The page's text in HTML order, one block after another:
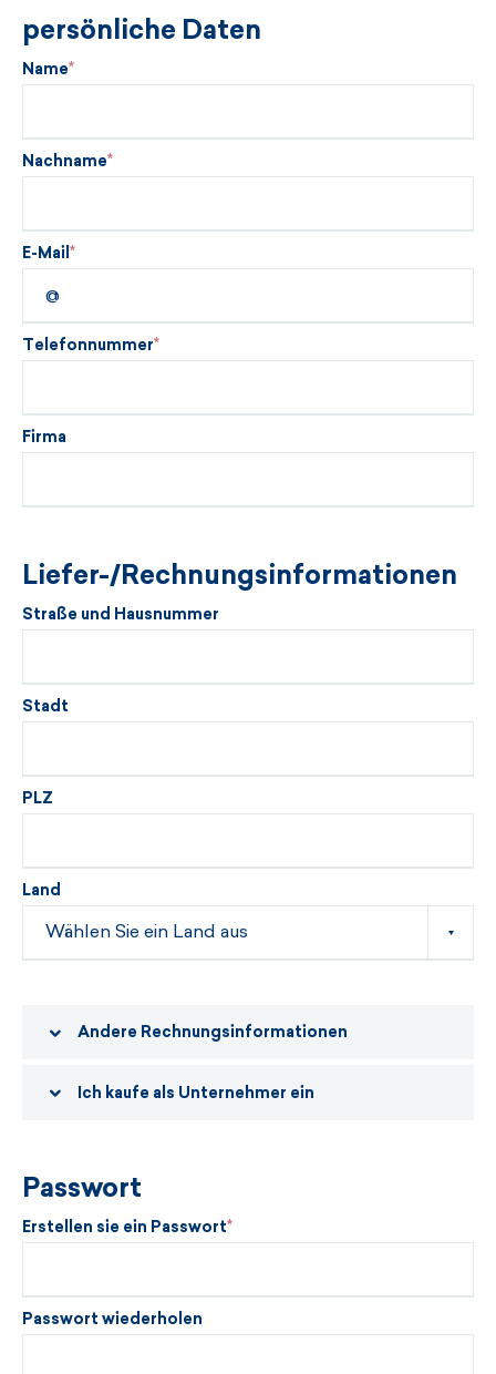
persönliche Daten
Name
Nachname
E-Mail
Telefonnummer
Firma
Liefer-/Rechnungsinformationen
Straße und Hausnummer
Stadt
PLZ
Land
Andere Rechnungsinformationen
Ich kaufe als Unternehmer ein
Passwort
Erstellen sie ein Passwort
Passwort wiederholen